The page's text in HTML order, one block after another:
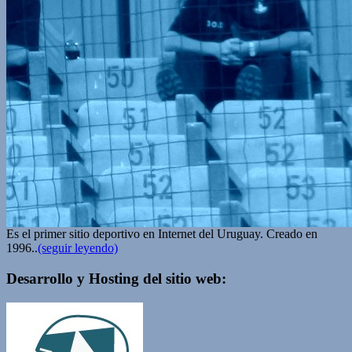
Es el primer sitio deportivo en Internet del Uruguay. Creado en
1996..(seguir leyendo)
Desarrollo y Hosting del sitio web: